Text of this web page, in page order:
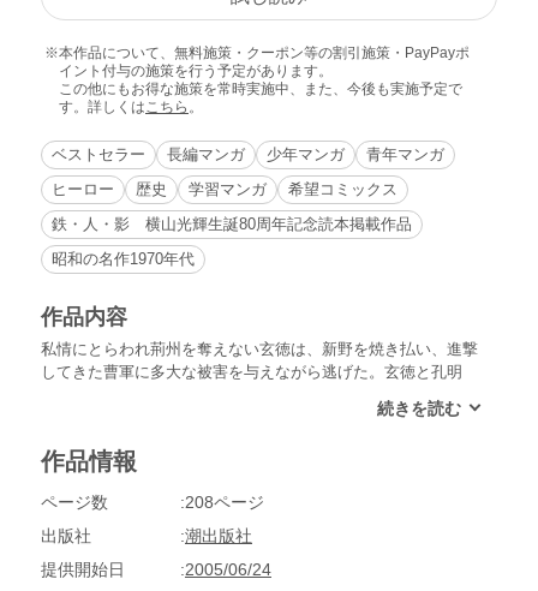
本作品について、無料施策・クーポン等の割引施策・PayPayポ
イント付与の施策を行う予定があります。
この他にもお得な施策を常時実施中、また、今後も実施予定で
す。詳しくはこちら 。
ベストセラー 長編マンガ 少年マンガ
青年マンガ
ヒーロー
歴史 学習マンガ
希望コミックス
鉄・人・影 横山光輝生誕80周年記念読本掲載作品
昭和の名作1970年代
作品内容
私情にとらわれ荊州を奪えない玄徳は、新野を焼き払い、進撃
してきた曹軍に多大な被害を与えながら逃げた。玄徳と孔明
を見て、江陵へ進路を変える。荊州城に入った曹操は、玄徳追
ったとの報告が飛びこんでくる。
作品情報
ページ数
208ページ
出版社
潮出版社
提供開始日
2005/06/24